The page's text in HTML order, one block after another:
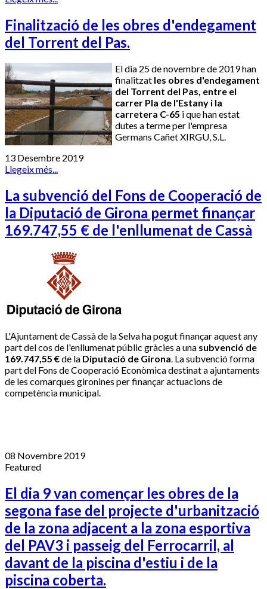
Finalització de les obres d'endegament
del Torrent del Pas.
El dia 25 de novembre de 2019 han
finalitzat les obres d'endegament
del Torrent del Pas, entre el
carrer Pla de l'Estany i la
carretera C-65 i que han estat
dutes a terme per l'empresa
Germans CañetXIRGU , S.L.
13 Desembre 2019
Llegeix més...
La subvenció del Fons de Cooperació de
la Diputació de Girona permet finançar
169.747,55 € de l'enllumenat de Cassà
L'Ajuntament de Cassà de la Selva ha pogut finançar aquest any
part del cos de l'enllumenat públic gràcies a una subvenció de
169.747,55 €de la Diputació de Girona. La subvenció forma
part del Fons de Cooperació Econòmica destinat a ajuntaments
de les comarques gironines per finançar actuacions de
competència municipal.
08 Novembre 2019
Featured
El dia 9 van començar les obres de la
segona fase del projecte d'urbanització
de la zona adjacent a la zona esportiva
del PAV3 i passeig del Ferrocarril, al
davant de la piscina d'estiu i de la
piscina coberta.